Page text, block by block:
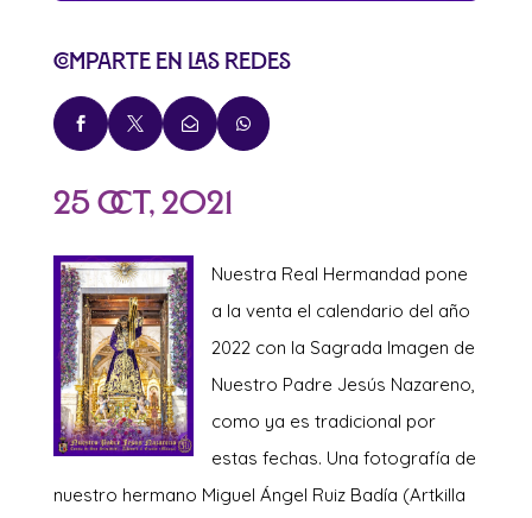
Comparte en las redes
   
25 Oct, 2021
Nuestra Real Hermandad pone
a la venta el calendario del año
2022 con la Sagrada Imagen de
Nuestro Padre Jesús Nazareno,
como ya es tradicional por
estas fechas. Una fotografía de
nuestro hermano Miguel Ángel Ruiz Badía (Artkilla